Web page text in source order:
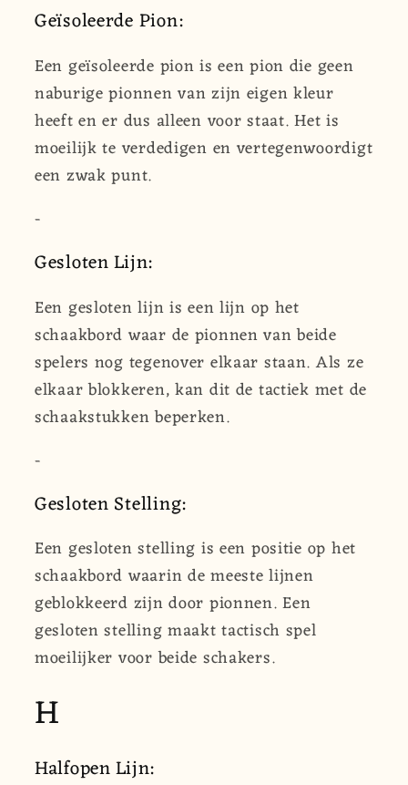
Geïsoleerde Pion:
Een geïsoleerde pion is een pion die geen
naburige pionnen van zijn eigen kleur
heeft en er dus alleen voor staat. Het is
moeilijk te verdedigen en vertegenwoordigt
een zwak punt.
-
Gesloten Lijn:
Een gesloten lijn is een lijn op het
schaakbord waar de pionnen van beide
spelers nog tegenover elkaar staan. Als ze
elkaar blokkeren, kan dit de tactiek met de
schaakstukken beperken.
-
Gesloten Stelling:
Een gesloten stelling is een positie op het
schaakbord waarin de meeste lijnen
geblokkeerd zijn door pionnen. Een
gesloten stelling maakt tactisch spel
moeilijker voor beide schakers.
H
Halfopen Lijn: